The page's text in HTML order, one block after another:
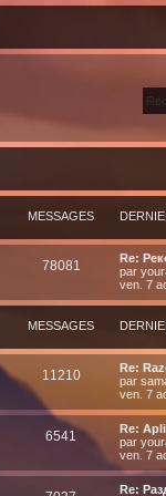
MESSAGES
78081
Re:
par
ven. 7
MESSAGES
11210
Re:
par
ven. 7
6541
Re:
par
ven. 7
Re: